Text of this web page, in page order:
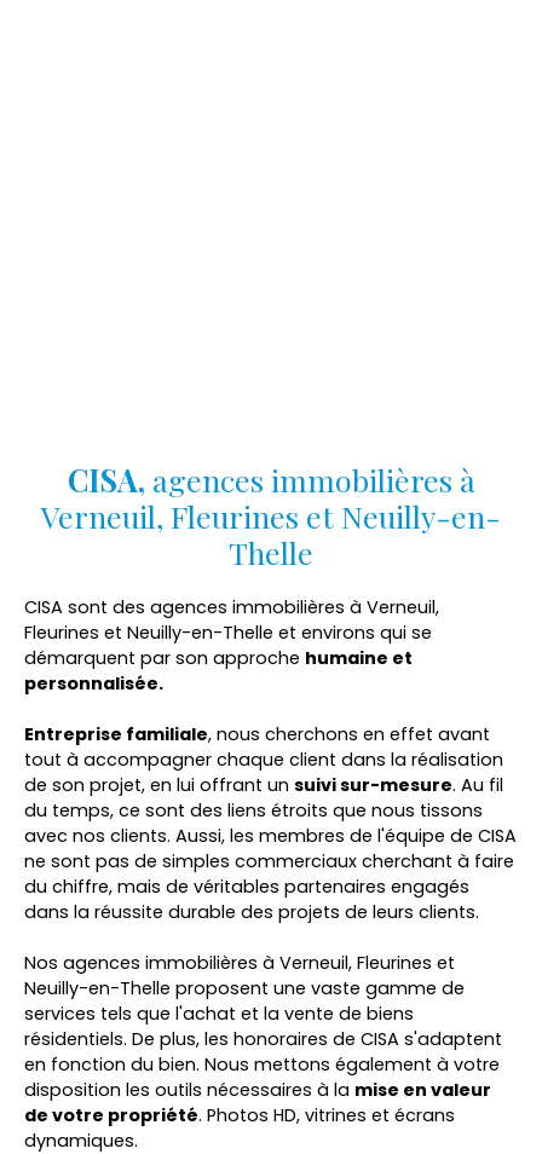
CISA, agences immobilières à
Verneuil, Fleurines et Neuilly-en-
Thelle
CISA sont des agences immobilières à Verneuil,
Fleurines et Neuilly-en-Thelle et environs qui se
démarquent par son approche humaine et
personnalisée.
Entreprise familiale, nous cherchons en effet avant
tout à accompagner chaque client dans la réalisation
de son projet, en lui offrant un suivi sur-mesure. Au fil
du temps, ce sont des liens étroits que nous tissons
avec nos clients. Aussi, les membres de l'équipe de CISA
ne sont pas de simples commerciaux cherchant à faire
du chiffre, mais de véritables partenaires engagés
dans la réussite durable des projets de leurs clients.
Nos agences immobilières à Verneuil, Fleurines et
Neuilly-en-Thelle proposent une vaste gamme de
services tels que l'achat et la vente de biens
résidentiels. De plus, les honoraires de CISA s'adaptent
en fonction du bien. Nous mettons également à votre
disposition les outils nécessaires à la mise en valeur
de votre propriété. Photos HD, vitrines et écrans
dynamiques.